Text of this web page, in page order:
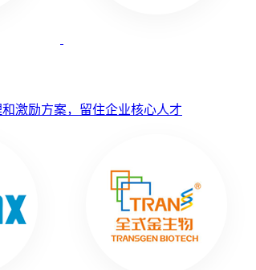
激励方案，留住企业核心人才